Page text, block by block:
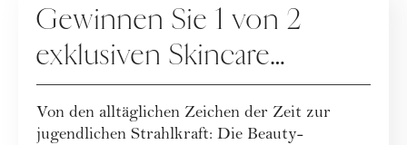
Gewinnen Sie 1 von 2
exklusiven Skincare
Packages der
BEAUTYMANUFACTUR!
Von den alltäglichen Zeichen der Zeit zur
jugendlichen Strahlkraft: Die Beauty-